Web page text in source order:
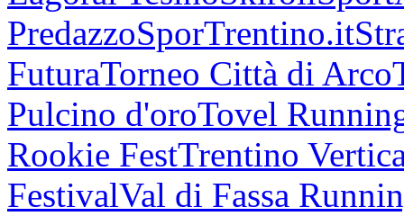
PredazzoSporTrentino.it
FuturaTorneo Città di Arco
Pulcino d'oroTovel
Rookie FestTrentino
FestivalVal di Fassa